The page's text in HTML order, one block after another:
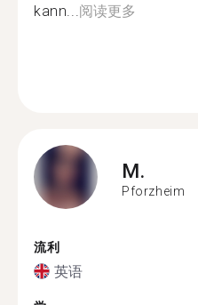
kann...阅读更多
M.
Pforzheim
流利
英语